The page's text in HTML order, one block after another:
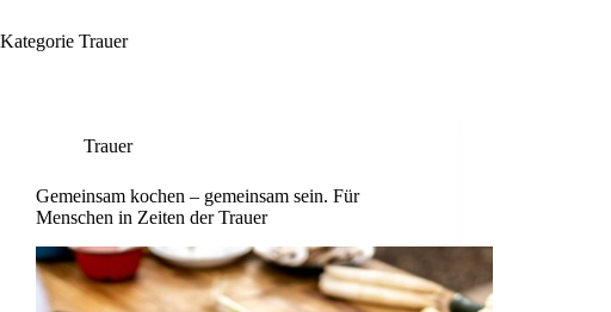
Kategorie Trauer
Trauer
Gemeinsam kochen – gemeinsam sein. Für
Menschen in Zeiten der Trauer